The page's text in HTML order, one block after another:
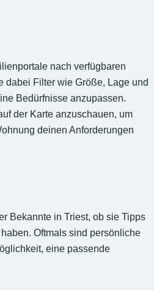
nach verfügbaren
dabei Filter wie Größe, Lage und
Bedürfnisse anzupassen.
der Karte anzuschauen, um
deinen Anforderungen
Bekannte in Triest, ob sie Tipps
Oftmals sind persönliche
eine passende